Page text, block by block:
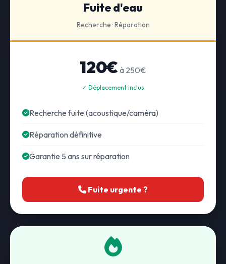
Fuite d'eau
Recherche · Réparation
120€ à 250€
✓ Déplacement inclus
Recherche fuite (acoustique/caméra)
Réparation définitive
Garantie 5 ans sur réparation
Fuite urgente ?